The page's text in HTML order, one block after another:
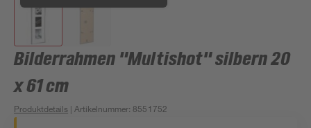
Bilderrahmen "Multishot" silbern 20
x 61 cm
Produktdetails | Artikelnummer: 8551752